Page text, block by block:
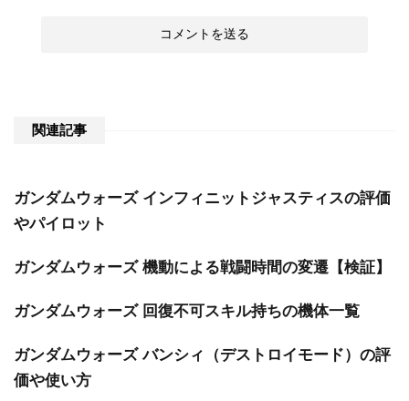
関連記事
ガンダムウォーズ インフィニットジャスティスの評価
やパイロット
ガンダムウォーズ 機動による戦闘時間の変遷【検証】
ガンダムウォーズ 回復不可スキル持ちの機体一覧
ガンダムウォーズ バンシィ（デストロイモード）の評
価や使い方